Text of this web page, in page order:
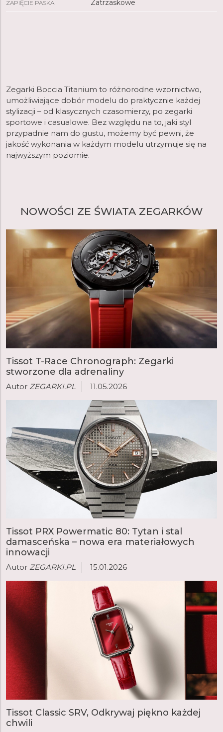
ZAPIĘCIE PASKA Zatrzaskowe
Zegarki Boccia Titanium to różnorodne wzornictwo,
umożliwiające dobór modelu do praktycznie każdej
stylizacji – od klasycznych czasomierzy, po zegarki
sportowe i casualowe. Bez względu na to, jaki styl
przypadnie nam do gustu, możemy być pewni, że
jakość wykonania w każdym modelu utrzymuje się na
najwyższym poziomie.
NOWOŚCI ZE ŚWIATA ZEGARKÓW
Tissot T-Race Chronograph: Zegarki
stworzone dla adrenaliny
Autor ZEGARKI.PL 11.05.2026
Tissot PRX Powermatic 80: Tytan i stal
damasceńska – nowa era materiałowych
innowacji
Autor ZEGARKI.PL 15.01.2026
Tissot Classic SRV, Odkrywaj piękno każdej
chwili